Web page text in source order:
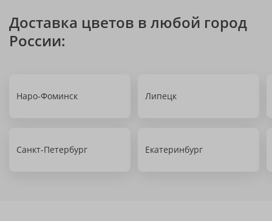
Доставка цветов в любой город
России:
Наро-Фоминск Липецк
Санкт-Петербург Екатеринбург